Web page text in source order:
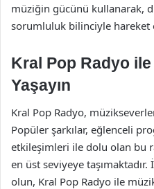
müziğin gücünü kullanarak,
sorumluluk bilinciyle hareket
Kral Pop Radyo
Yaşayın
Kral Pop Radyo,
Popüler şarkılar, eğlenceli
etkileşimleri ile dolu olan bu
en üst seviyeye
olun, Kral Pop Radyo ile